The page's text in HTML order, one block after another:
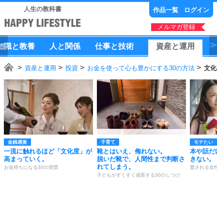
人生の教科書 作品一覧 ログイン
メルマガ登録
識と教養 人 と 関係 仕事と技術 資産と運用
資産と運用 投資 お金を使って心も豊かにする30の方法 文
金銭感覚
一流に触れるほど「文化度」が
高まっていく。
お金持ちになる30の習慣
子育て
靴とはいえ、侮れない。
脱いだ靴で、人間性まで判断さ
れてしまう。
子どもがすくすく成長する30のしつけ
モテたい
本や話だ
きない。
愛される女